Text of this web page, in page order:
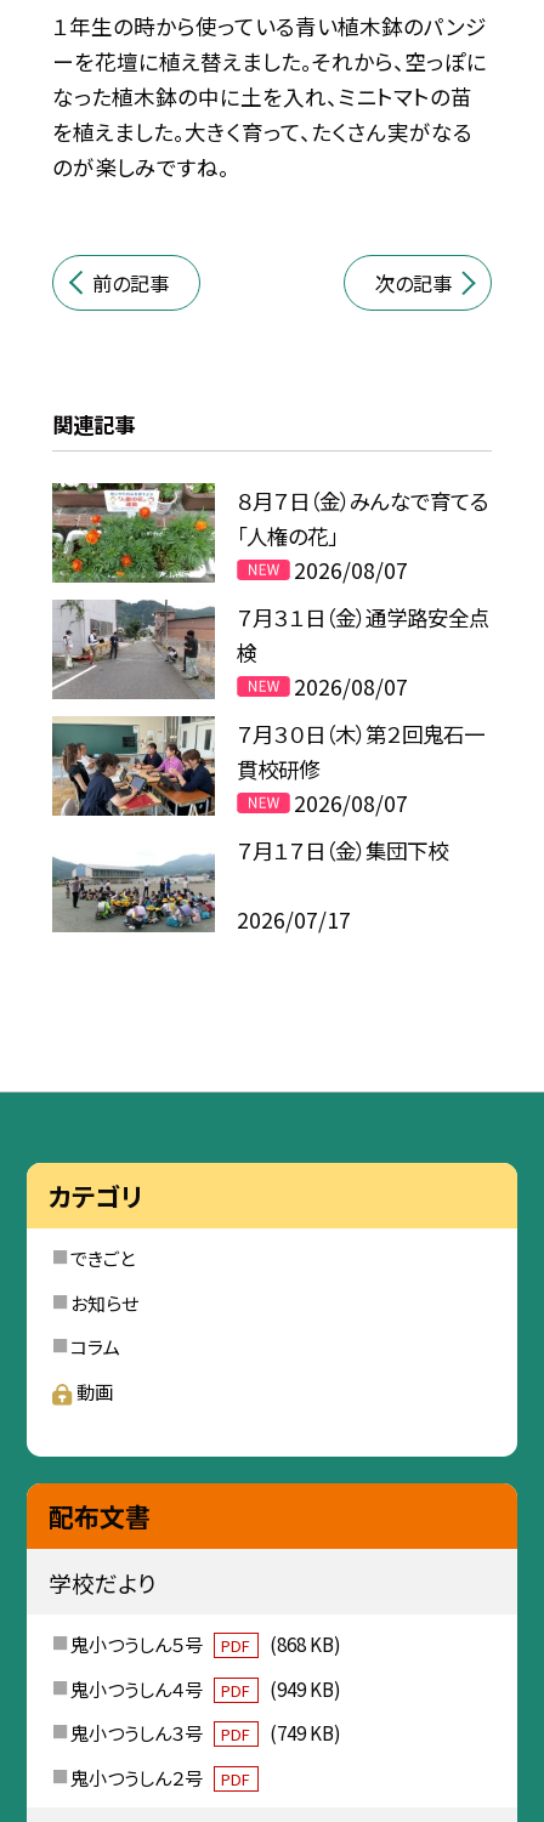
１年生の時から使っている青い植木鉢のパンジ
ーを花壇に植え替えました。それから、空っぽに
なった植木鉢の中に土を入れ、ミニトマトの苗
を植えました。大きく育って、たくさん実がなる
のが楽しみですね。
前の記事 次の記事
関連記事
８月７日（金）みんなで育てる
「人権の花」
2026/08/07
７月３１日（金）通学路安全点
検
2026/08/07
７月３０日（木）第２回鬼石一
貫校研修
2026/08/07
７月１７日（金）集団下校
2026/07/17
カテゴリ
できごと
お知らせ
コラム
動画
配布文書
学校だより
鬼小つうしん５号 PDF
(868 KB)
鬼小つうしん４号
PDF
(949 KB)
鬼小つうしん３号
PDF
(749 KB)
鬼小つうしん２号
PDF